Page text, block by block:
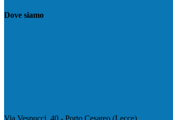
Dove siamo
Via Vespucci, 40 - Porto Cesareo (Lecce)